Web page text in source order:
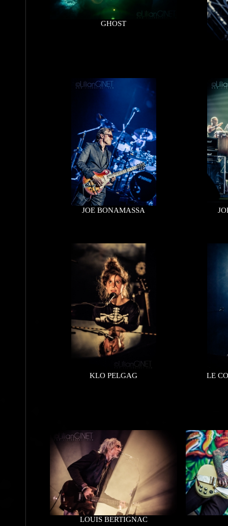
GHOST
JOE BONAMASSA
KLO PELGAG LE
LOUIS BERTIGNAC